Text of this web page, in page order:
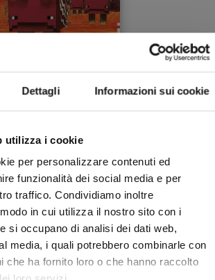
Dettagli Informazioni sui cookie
utilizza i cookie
per personalizzare contenuti ed
funzionalità dei social media e per
traffico. Condividiamo inoltre
in cui utilizza il nostro sito con i
si occupano di analisi dei dati web,
media, i quali potrebbero combinarle con
che ha fornito loro o che hanno raccolto
VIAGGIO AI CONFINI DEL MONDO
27/05/2025
5,90